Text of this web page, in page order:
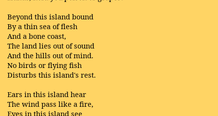
Beyond this island bound
By a thin sea of flesh
And a bone coast,
The land lies out of sound
And the hills out of mind.
No birds or flying fish
Disturbs this island's rest.
Ears in this island hear
The wind pass like a fire,
Eyes in this island see